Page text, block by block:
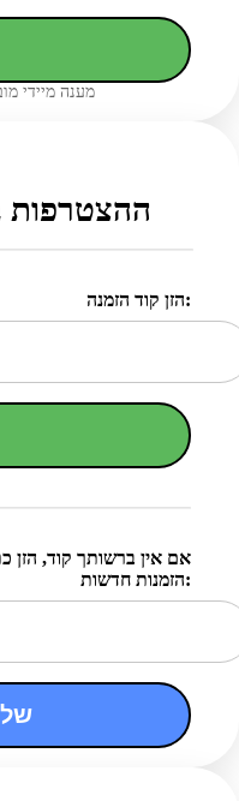
מענה מיידי
ההצטרפות
הזן קוד הזמנה:
אם אין ברשותך קוד, הזן
הזמנות חדשות:
שלח